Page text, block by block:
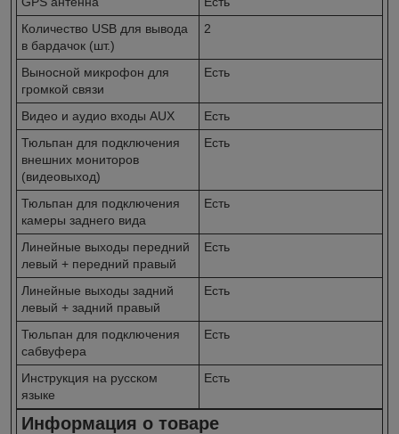
Количество USB для вывода
в бардачок (шт.)
2
Выносной микрофон для
громкой связи
Есть
Видео и аудио входы AUX
Есть
Тюльпан для подключения
внешних мониторов
(видеовыход)
Есть
Тюльпан для подключения
камеры заднего вида
Есть
Линейные выходы передний
левый + передний правый
Есть
Линейные выходы задний
левый + задний правый
Есть
Тюльпан для подключения
сабвуфера
Есть
Инструкция на русском
языке
Есть
Информация о товаре